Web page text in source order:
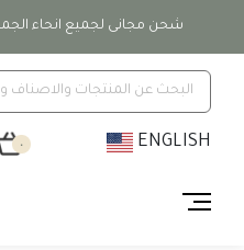
شحن مجانى لجميع انحاء
٠ ENGLISH